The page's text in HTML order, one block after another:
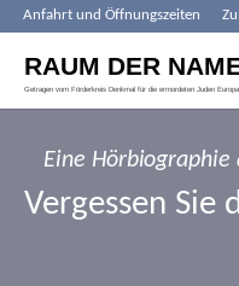
Anfahrt und Öffnungszeiten
Eine Hörbiographie
Vergessen Sie